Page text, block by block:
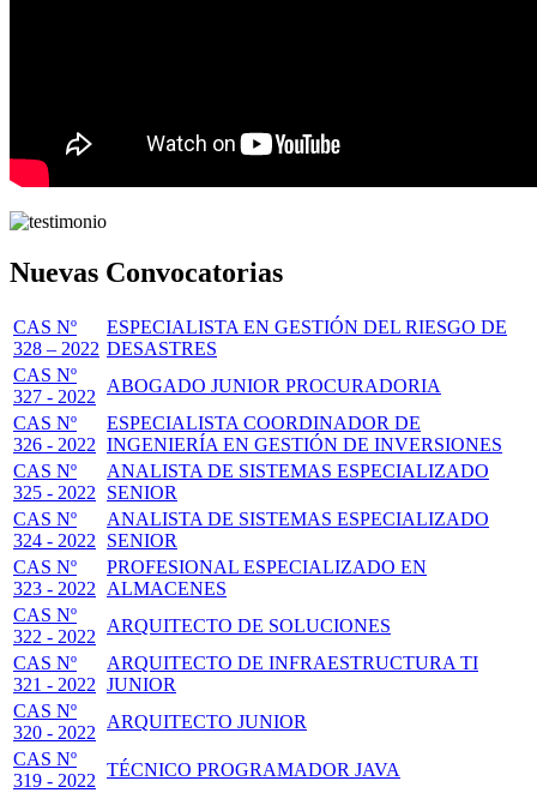
Nuevas Convocatorias
CAS Nº
328 – 2022
ESPECIALISTA EN GESTIÓN DEL RIESGO DE
DESASTRES
CAS Nº
327 - 2022
ABOGADO JUNIOR PROCURADORIA
CAS Nº
326 - 2022
ESPECIALISTA COORDINADOR DE
INGENIERÍA EN GESTIÓN DE INVERSIONES
CAS Nº
325 - 2022
ANALISTA DE SISTEMAS ESPECIALIZADO
SENIOR
CAS Nº
324 - 2022
ANALISTA DE SISTEMAS ESPECIALIZADO
SENIOR
CAS Nº
323 - 2022
PROFESIONAL ESPECIALIZADO EN
ALMACENES
CAS Nº
322 - 2022
ARQUITECTO DE SOLUCIONES
CAS Nº
321 - 2022
ARQUITECTO DE INFRAESTRUCTURA TI
JUNIOR
CAS Nº
320 - 2022
ARQUITECTO JUNIOR
CAS Nº
319 - 2022
TÉCNICO PROGRAMADOR JAVA